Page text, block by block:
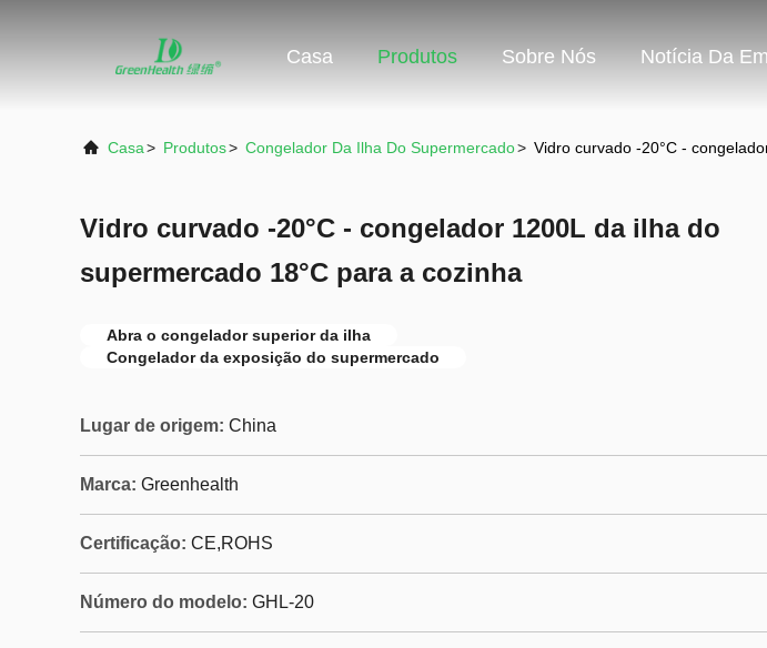
Casa Produtos Sobre Nós Notícia Da
Casa> Produtos> Congelador Da Ilha Do Supermercado> Vidro curvado -20°C -
Vidro curvado -20°C - congelador 1200L da ilha do
supermercado 18°C para a cozinha
Abra o congelador superior da ilha
Congelador da exposição do supermercado
Lugar de origem: China
Marca: Greenhealth
Certificação: CE,ROHS
Número do modelo: GHL-20